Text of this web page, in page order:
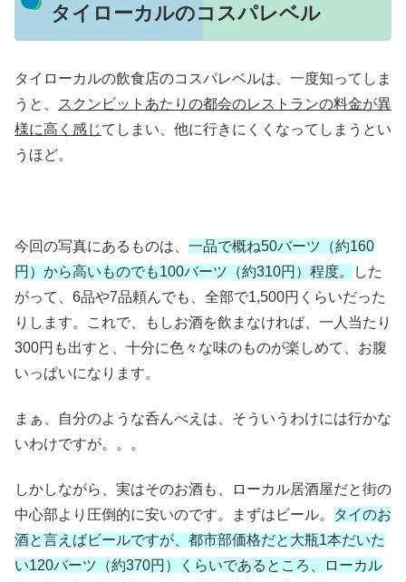
タイローカルのコスパレベル
タイローカルの飲食店のコスパレベルは、一度知ってしま
うと、
スクンビットあたりの都会のレストランの料金が異
様に高く感じてしまい、他に行きにくくなってしまうとい
うほど。
今回の写真にあるものは、 一品で概ね50バーツ（約160
円）から高いものでも100バーツ（約310円）程度。
した
がって、6品や7品頼んでも、全部で1,500円くらいだった
りします。これで、もしお酒を飲まなければ、一人当たり
300円も出すと、十分に色々な味のものが楽しめて、お腹
いっぱいになります。
まぁ、自分のような呑んべえは、そういうわけには行かな
いわけですが。。。
しかしながら、実はそのお酒も、ローカル居酒屋だと街の
中心部より圧倒的に安いのです。まずはビール。
タイのお
酒と言えばビールですが、都市部価格だと大瓶1本だいた
い120バーツ（約370円）くらいであるところ、ローカル